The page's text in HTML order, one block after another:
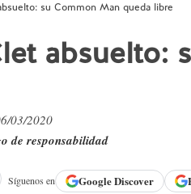
su Common Man queda libre
absuelto:
03/2020
de responsabilidad
Síguenos en GoogleDiscover